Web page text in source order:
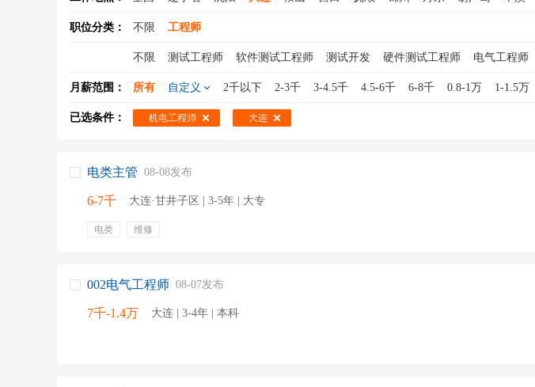
职位分类： 不限 工程师
不限 测试工程师 软件测试工程师 测试开发 硬件测试工程师 电气工程师
机械工程师
网络安全工程师 结构工程师 运维工程师 硬件工程师 工程监理
土木工程师
汽车工程师 系统集成工程师
注塑工程师
月薪范围： 所有 自定义 2千以下 2-3千 3-4.5千 4.5-6千 6-8千 0.8-1万 1-1.5万
已选条件： 机电工程师 大连
电类主管 08-08发布
6-7千 大连·甘井子区 | 3-5年 | 大专
电类 维修
002电气工程师 08-07发布
7千-1.4万 大连 | 3-4年 | 本科